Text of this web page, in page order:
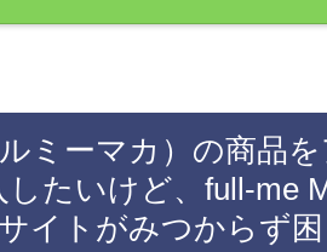
ミーマカ）の商品
したいけど、full-me
イトがみつからず